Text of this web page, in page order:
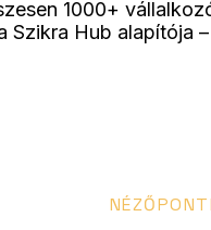
1000+
Szikra Hub